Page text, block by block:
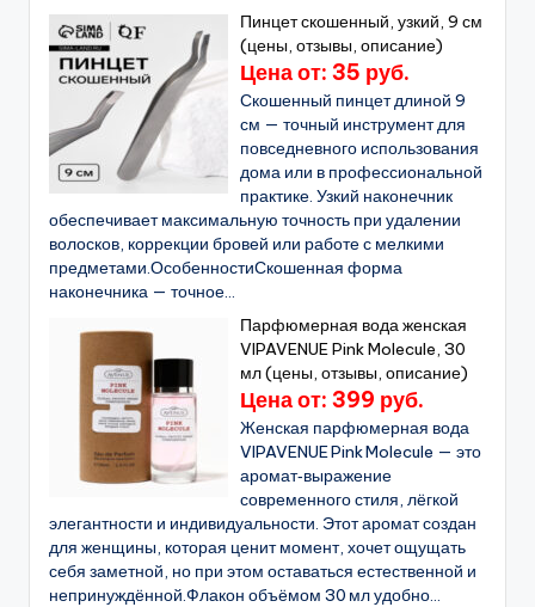
Пинцет скошенный, узкий, 9 см
(цены, отзывы, описание)
Цена от: 35 руб.
Скошенный пинцет длиной 9
см — точный инструмент для
повседневного использования
дома или в профессиональной
практике. Узкий наконечник
обеспечивает максимальную точность при удалении
волосков, коррекции бровей или работе с мелкими
предметами.ОсобенностиСкошенная форма
наконечника — точное...
Парфюмерная вода женская
VIPAVENUE Pink Molecule, 30
мл (цены, отзывы, описание)
Цена от: 399 руб.
Женская парфюмерная вода
VIPAVENUE Pink Molecule — это
аромат‑выражение
современного стиля, лёгкой
элегантности и индивидуальности. Этот аромат создан
для женщины, которая ценит момент, хочет ощущать
себя заметной, но при этом оставаться естественной и
непринуждённой.Флакон объёмом 30 мл удобно...